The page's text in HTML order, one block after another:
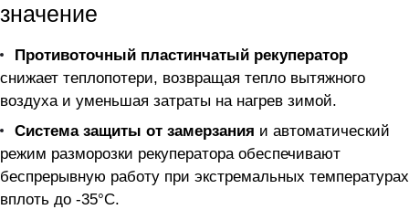
значение
Противоточный пластинчатый рекуператор
снижает теплопотери, возвращая тепло вытяжного
воздуха и уменьшая затраты на нагрев зимой.
Система защиты от замерзания и автоматический
режим разморозки рекуператора обеспечивают
беспрерывную работу при экстремальных температурах
вплоть до -35°С.